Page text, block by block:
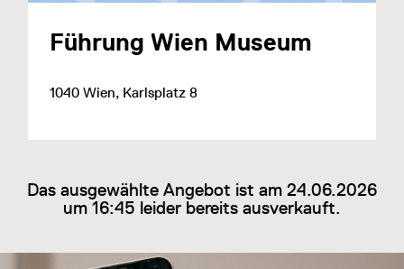
Führung Wien Museum
1040 Wien, Karlsplatz 8
Das ausgewählte Angebot ist am 24.06.2026
um 16:45 leider bereits ausverkauft.